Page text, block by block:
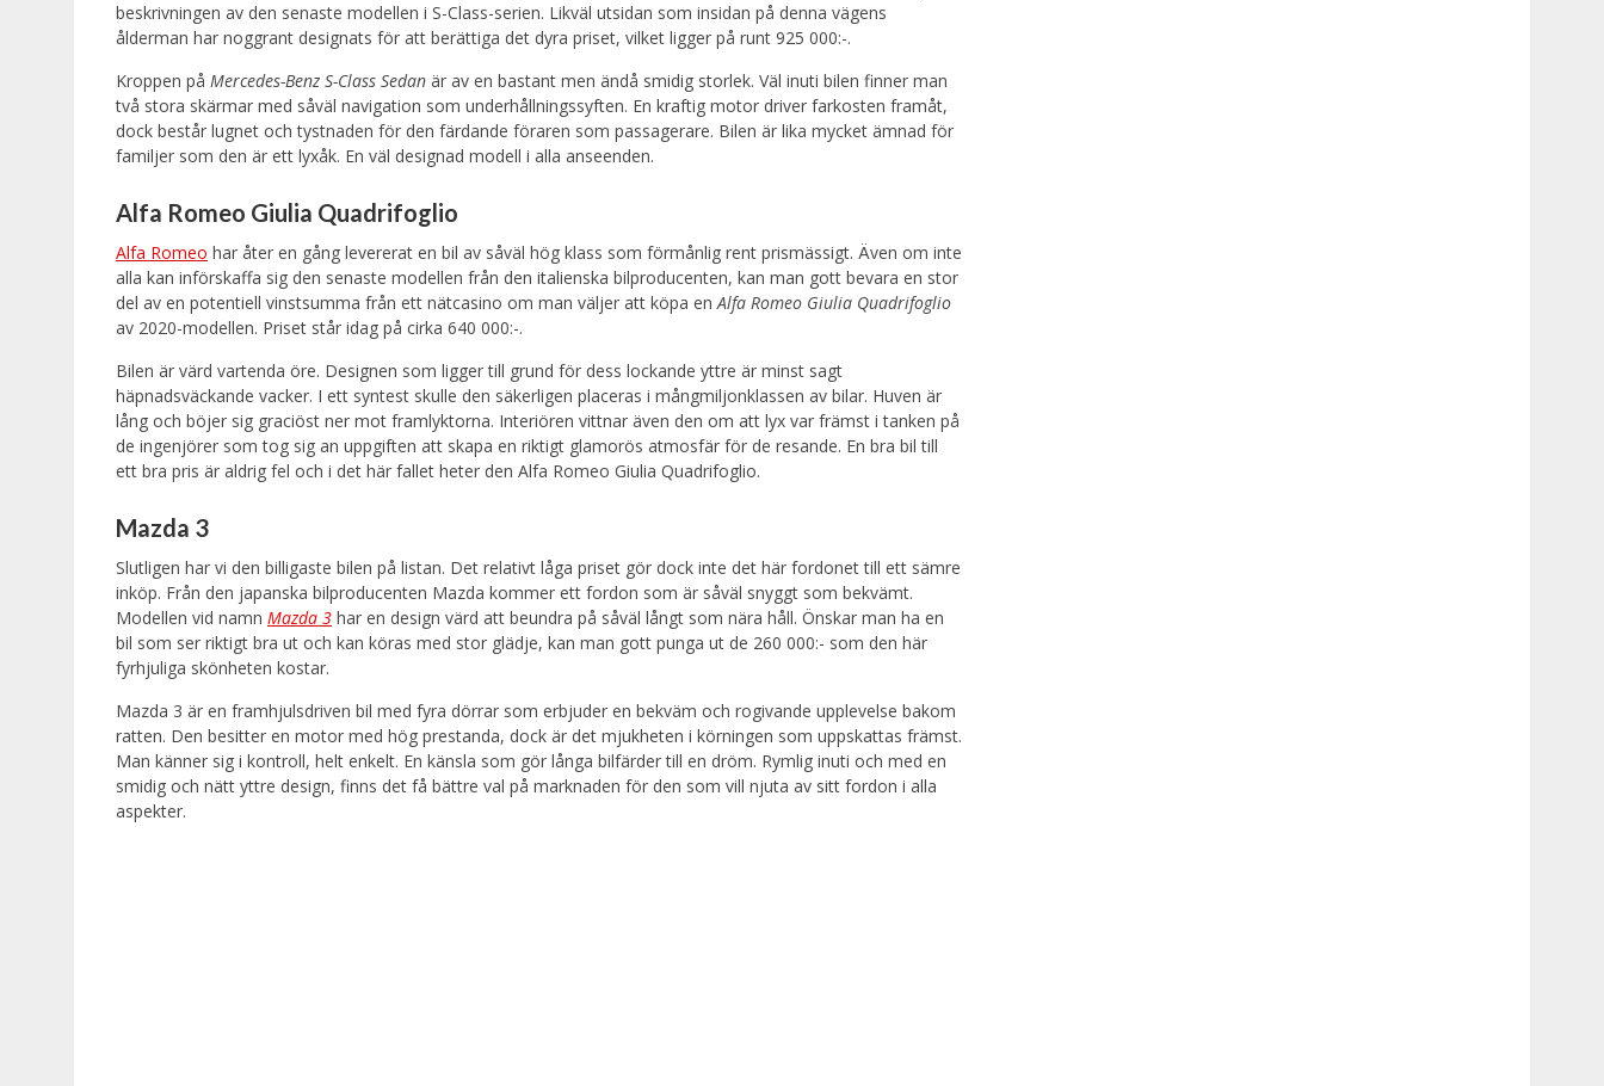
beskrivningen av den senaste modellen i S-Class-serien. Likväl utsidan som insidan på denna vägens
ålderman har noggrant designats för att berättiga det dyra priset, vilket ligger på runt 925 000:-.
Kroppen på Mercedes-Benz S-Class Sedan är av en bastant men ändå smidig storlek. Väl inuti bilen finner man
två stora skärmar med såväl navigation som underhållningssyften. En kraftig motor driver farkosten framåt,
dock består lugnet och tystnaden för den färdande föraren som passagerare. Bilen är lika mycket ämnad för
familjer som den är ett lyxåk. En väl designad modell i alla anseenden.
Alfa Romeo Giulia Quadrifoglio
Alfa Romeo har åter en gång levererat en bil av såväl hög klass som förmånlig rent prismässigt. Även om inte
alla kan införskaffa sig den senaste modellen från den italienska bilproducenten, kan man gott bevara en stor
del av en potentiell vinstsumma från ett nätcasino om man väljer att köpa enAlfa Romeo Giulia Quadrifoglio
av 2020-modellen. Priset står idag på cirka 640 000:-.
Bilen är värd vartenda öre. Designen som ligger till grund för dess lockande yttre är minst sagt
häpnadsväckande vacker. I ett syntest skulle den säkerligen placeras i mångmiljonklassen av bilar. Huven är
lång och böjer sig graciöst ner mot framlyktorna. Interiören vittnar även den om att lyx var främst i tanken på
de ingenjörer som tog sig an uppgiften att skapa en riktigt glamorös atmosfär för de resande. En bra bil till
ett bra pris är aldrig fel och i det här fallet heter den Alfa Romeo Giulia Quadrifoglio.
Mazda 3
Slutligen har vi den billigaste bilen på listan. Det relativt låga priset gör dock inte det här fordonet till ett sämre
inköp. Från den japanska bilproducenten Mazda kommer ett fordon som är såväl snyggt som bekvämt.
Modellen vid namn Mazda 3 har en design värd att beundra på såväl långt som nära håll. Önskar man ha en
bil som ser riktigt bra ut och kan köras med stor glädje, kan man gott punga ut de 260 000:- som den här
fyrhjuliga skönheten kostar.
Mazda 3 är en framhjulsdriven bil med fyra dörrar som erbjuder en bekväm och rogivande upplevelse bakom
ratten. Den besitter en motor med hög prestanda, dock är det mjukheten i körningen som uppskattas främst.
Man känner sig i kontroll, helt enkelt. En känsla som gör långa bilfärder till en dröm. Rymlig inuti och med en
smidig och nätt yttre design, finns det få bättre val på marknaden för den som vill njuta av sitt fordon i alla
aspekter.